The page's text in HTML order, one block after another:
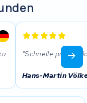
Schnelle
Hans-Martin